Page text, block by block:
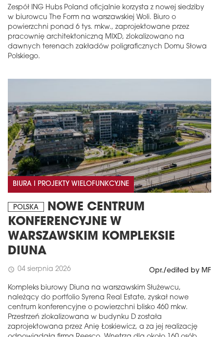
Zespół ING Hubs Poland oficjalnie korzysta z nowej siedziby
w biurowcu The Form na warszawskiej Woli. Biuro o
powierzchni ponad 6 tys. mkw., zaprojektowane przez
pracownię architektoniczną MIXD, zlokalizowano na
dawnych terenach zakładów poligraficznych Domu Słowa
Polskiego.
BIURA I PROJEKTY WIELOFUNKCYJNE
POLSKA
NOWE CENTRUM
KONFERENCYJNE W
WARSZAWSKIM KOMPLEKSIE
DIUNA
schedule 04 sierpnia 2026 Opr./edited by MF
Kompleks biurowy Diuna na warszawskim Służewcu,
należący do portfolio Syrena Real Estate, zyskał nowe
centrum konferencyjne o powierzchni blisko 460 mkw.
Przestrzeń zlokalizowana w budynku D została
zaprojektowana przez Anię Łoskiewicz, a za jej realizację